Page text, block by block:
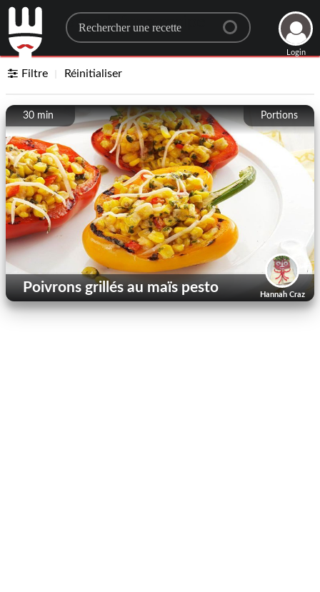
Search for a recipe
Login
Filtre Réinitialiser
Portions
30 min
Hannah Craz
Poivrons grillés au maïs pesto